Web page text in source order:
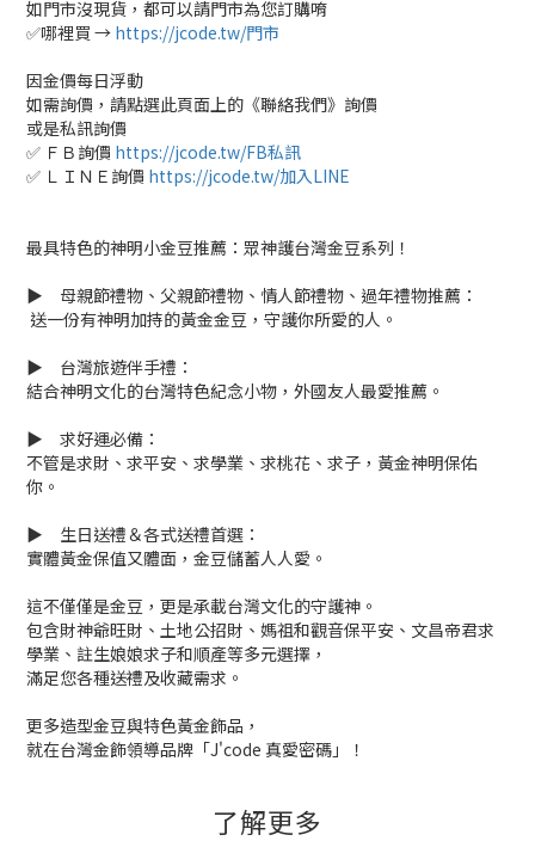
如門市沒現貨，都可以請門市為您訂購唷
✅哪裡買 → https://jcode.tw/門市
因金價每日浮動
如需詢價，請點選此頁面上的《聯絡我們》詢價
或是私訊詢價
✅ ＦＢ詢價 https://jcode.tw/FB私訊
✅ ＬＩＮＥ詢價 https://jcode.tw/加入LINE
最具特色的神明小金豆推薦：眾神護台灣金豆系列！
▶ 母親節禮物、父親節禮物、情人節禮物、過年禮物推薦：
送一份有神明加持的黃金金豆，守護你所愛的人。
▶ 台灣旅遊伴手禮：
結合神明文化的台灣特色紀念小物，外國友人最愛推薦。
▶ 求好運必備：
不管是求財、求平安、求學業、求桃花、求子，黃金神明保佑
你。
▶ 生日送禮＆各式送禮首選：
實體黃金保值又體面，金豆儲蓄人人愛。
這不僅僅是金豆，更是承載台灣文化的守護神。
包含財神爺旺財、土地公招財、媽祖和觀音保平安、文昌帝君求
學業、註生娘娘求子和順產等多元選擇，
滿足您各種送禮及收藏需求。
更多造型金豆與特色黃金飾品，
就在台灣金飾領導品牌「J'code 真愛密碼」！
了解更多